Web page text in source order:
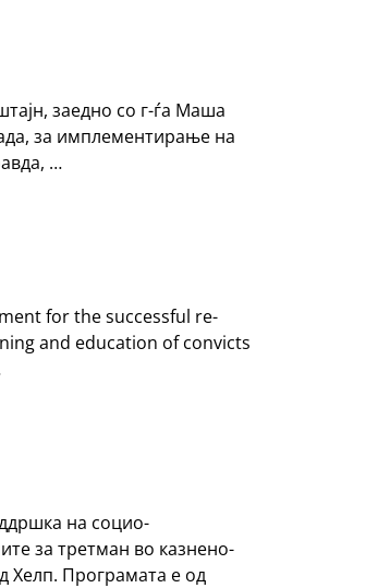
заедно со г-ѓа Маша
за имплементирање на
…
for the successful re-
and education of convicts
на социо-
за третман во казнено-
Хелп. Програмата е од